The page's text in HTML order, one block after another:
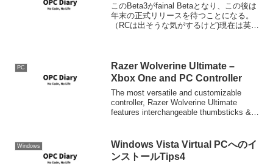
このBeta3がfainal Betaとなり、この後は
年末の正式リリースを待つことになる。
（RCは出そうな気がするけど)現在は英語
PC
Razer Wolverine Ultimate –
Xbox One and PC Controller
The most versatile and customizable
controller, Razer Wolverine Ultimate
features interchangeable thumbsticks &
Windows
Windows Vista Virtual PCへのイ
ンストールTips4